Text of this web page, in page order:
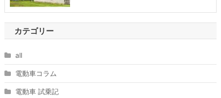
カテゴリー
all
電動車コラム
電動車 試乗記